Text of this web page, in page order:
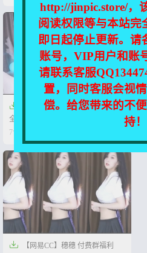

【CC】穗穗 万元定制热舞 尺度
全开【2V-1.36G】
7个月前
 【网易CC】穗穗 付费群福利
http://jinpic.store/，
阅读权限等与本站完
即日起停止更新。请
账号，VIP用户和账
请联系客服
置，同时客服会视
偿。给您带来的不
持！